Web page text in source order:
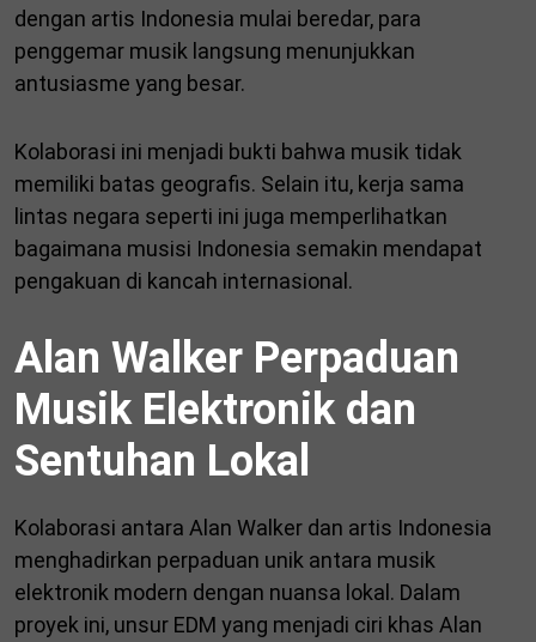
dengan artis Indonesia mulai beredar, para
penggemar musik langsung menunjukkan
antusiasme yang besar.
Kolaborasi ini menjadi bukti bahwa musik tidak
memiliki batas geografis. Selain itu, kerja sama
lintas negara seperti ini juga memperlihatkan
bagaimana musisi Indonesia semakin mendapat
pengakuan di kancah internasional.
Alan Walker Perpaduan
Musik Elektronik dan
Sentuhan Lokal
Kolaborasi antara Alan Walker dan artis Indonesia
menghadirkan perpaduan unik antara musik
elektronik modern dengan nuansa lokal. Dalam
proyek ini, unsur EDM yang menjadi ciri khas Alan